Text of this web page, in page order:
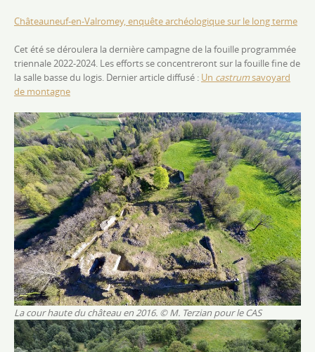
Châteauneuf-en-Valromey, enquête archéologique sur le long terme
Cet été se déroulera la dernière campagne de la fouille programmée
triennale 2022-2024. Les efforts se concentreront sur la fouille fine de
la salle basse du logis. Dernier article diffusé : Un castrumsavoyard
de montagne
La cour haute du château en 2016. © M. Terzian pour le CAS